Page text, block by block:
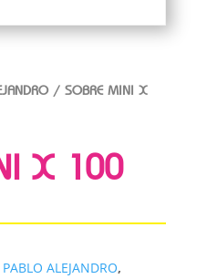
/ SOBRE MINI X
X 100
PABLO ALEJANDRO,